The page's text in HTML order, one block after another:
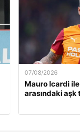
07/08/2026
Mauro Icardi
arasındaki